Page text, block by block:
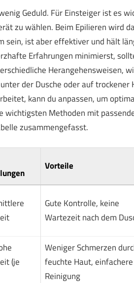
Geduld. Für Einsteiger ist es
zu wählen. Beim Epilieren wird
sein, ist aber effektiver und hält
Erfahrungen minimierst,
Herangehensweisen,
der Dusche oder auf trockener
kann du anpassen, um
wichtigsten Methoden mit
zusammengefasst.
Vorteile
Gute Kontrolle, keine
Wartezeit nach dem
(je
Weniger Schmerzen
feuchte Haut, einfachere
Reinigung